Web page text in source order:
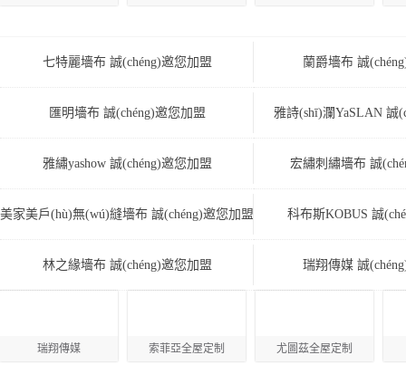
七特麗墻布 誠(chéng)邀您加盟 蘭爵墻布 誠
匯明墻布 誠(chéng)邀您加盟 雅詩(shī)瀾YaSLAN 誠
雅繡yashow 誠(chéng)邀您加盟 宏繡刺繡墻布 誠
美家美戶(hù)無(wú)縫墻布 誠(chéng)邀您加盟 科布斯KOBUS 誠
林之緣墻布 誠(chéng)邀您加盟 瑞翔傳媒 誠
瑞翔傳媒 索菲亞全屋定制 尤圖茲全屋定制